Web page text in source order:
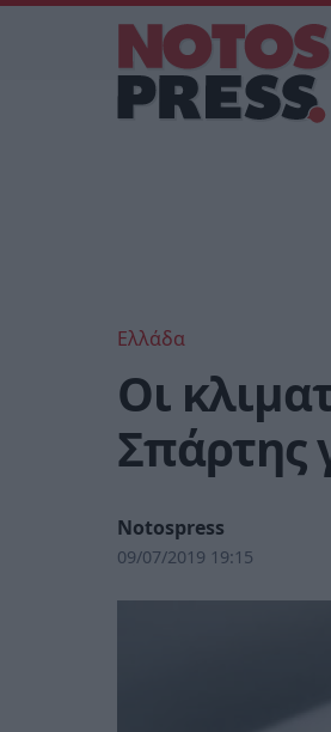
Ελλάδα
Οι
Σπάρτης
Notospress
09/07/2019 19:15